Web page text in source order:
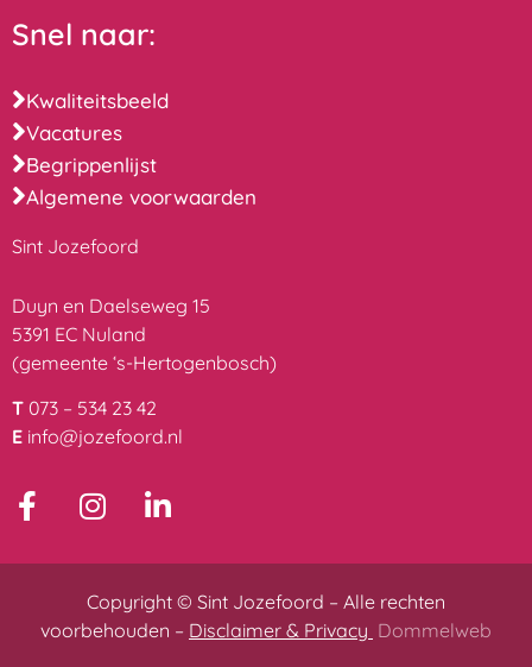
Snel naar:
Kwaliteitsbeeld
Vacatures
Begrippenlijst
Algemene voorwaarden
Sint Jozefoord
Duyn en Daelseweg 15
5391 EC Nuland
(gemeente ‘s-Hertogenbosch)
T 073 – 534 23 42
E info@jozefoord.nl
Copyright © Sint Jozefoord – Alle rechten
voorbehouden – Disclaimer & Privacy Dommelweb